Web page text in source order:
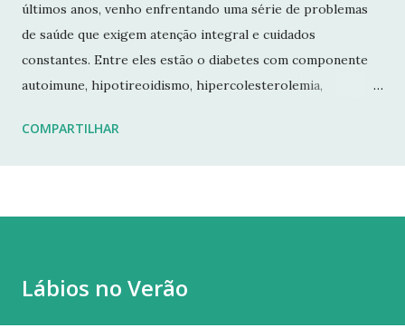
últimos anos, venho enfrentando uma série de problemas
de saúde que exigem atenção integral e cuidados
constantes. Entre eles estão o diabetes com componente
autoimune, hipotireoidismo, hipercolesterolemia,
fraturas. Esses desafios têm impactado profundamente
saúde e buscar qualidade de vida dentro das limitações que
COMPARTILHAR
Lábios no Verão